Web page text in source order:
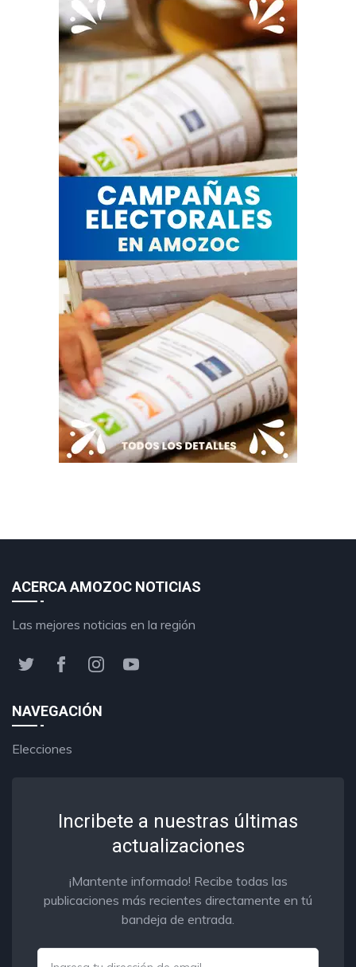
ACERCA AMOZOC NOTICIAS
Las mejores noticias en la región
NAVEGACIÓN
Elecciones
Incribete a nuestras últimas
actualizaciones
¡Mantente informado! Recibe todas las
publicaciones más recientes directamente en tú
bandeja de entrada.